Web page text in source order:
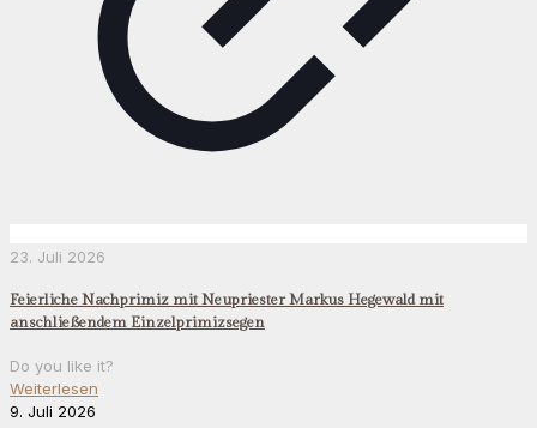
23. Juli 2026
Feierliche Nachprimiz mit Neupriester Markus Hegewald mit
anschließendem Einzelprimizsegen
Do you like it?
Weiterlesen
9. Juli 2026